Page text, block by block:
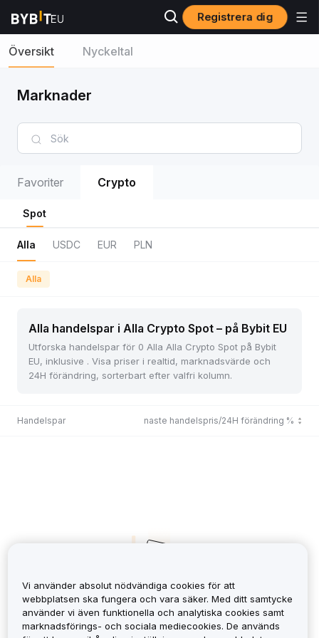
Registrera dig
Översikt Nyckeltal
Marknader
Favoriter Crypto
Spot
Alla USDC EUR PLN
Alla
Alla handelspar i Alla Crypto Spot – på Bybit EU
Utforska handelspar för 0 Alla Alla Crypto Spot på Bybit
EU, inklusive . Visa priser i realtid, marknadsvärde och
24H förändring, sorterbart efter valfri kolumn.
Handelspar Senaste handelspris/24H förändring %
No Records
Vi använder absolut nödvändiga cookies för att
webbplatsen ska fungera och vara säker. Med ditt samtycke
använder vi även funktionella och analytiska cookies samt
marknadsförings- och sociala mediecookies. De används